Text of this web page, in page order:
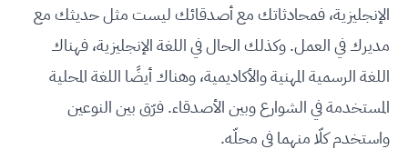
الإنجليزية، فمحادثاتك مع أصدقائك ليست مثل حديثك مع
مديرك في العمل. وكذلك الحال في اللغة الإنجليزية، فهناك
اللغة الرسمية المهنية والأكاديمية، وهناك أيضًا اللغة المحلية
المستخدمة في الشوارع وبين الأصدقاء. فرّق بين النوعين
واستخدم كلّا منهما في محلّه.